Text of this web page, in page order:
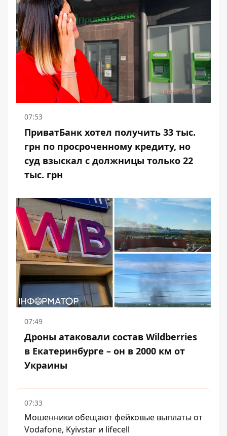
07:53
ПриватБанк хотел получить 33 тыс.
грн по просроченному кредиту, но
суд взыскал с должницы только 22
тыс. грн
07:49
Дроны атаковали состав Wildberries
в Екатеринбурге – он в 2000 км от
Украины
07:33
Мошенники обещают фейковые выплаты от
Vodafone, Kyivstar и lifecell